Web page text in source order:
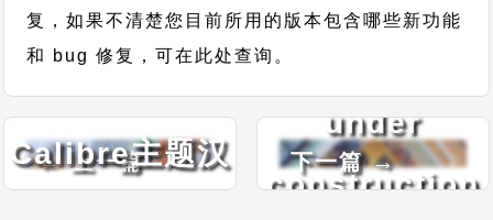
复，如果不清楚您目前所用的版本包含哪些新功能
和 bug 修复，可在此处查询。
← 上一篇
Real Estate
Calibre主题汉
下一篇 →
my wooden
under
construction